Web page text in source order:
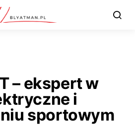
– ekspert w
i
sportowym